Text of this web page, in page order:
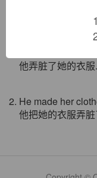
他弄脏了她的衣服.
2. He made her
他把她的衣服弄脏